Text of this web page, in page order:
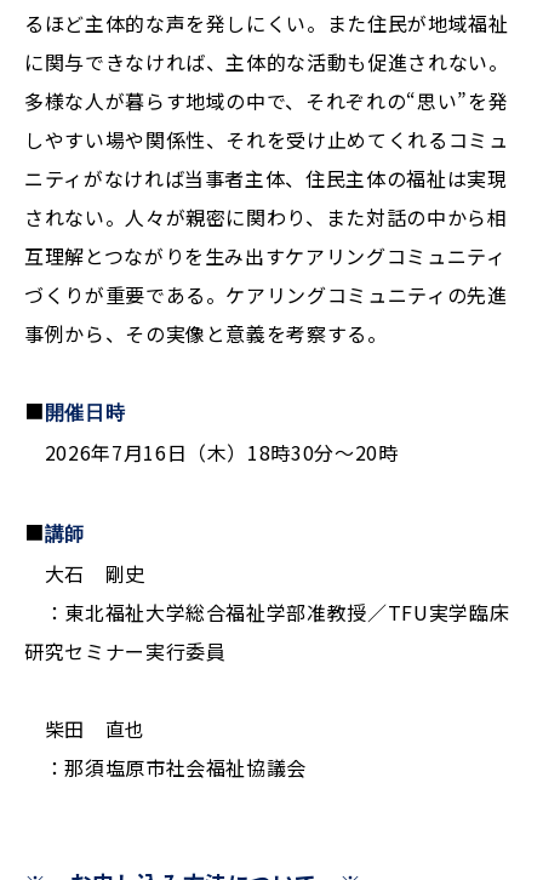
るほど主体的な声を発しにくい。また住民が地域福祉
に関与できなければ、主体的な活動も促進されない。
多様な人が暮らす地域の中で、それぞれの“思い”を発
しやすい場や関係性、それを受け止めてくれるコミュ
ニティがなければ当事者主体、住民主体の福祉は実現
されない。人々が親密に関わり、また対話の中から相
互理解とつながりを生み出すケアリングコミュニティ
づくりが重要である。ケアリングコミュニティの先進
事例から、その実像と意義を考察する。
■ 開催日時
2026年7月16日（木）18時30分～20時
■講師
大石 剛史
：東北福祉大学総合福祉学部准教授／TFU実学臨床
研究セミナー実行委員
柴田 直也
：那須塩原市社会福祉協議会